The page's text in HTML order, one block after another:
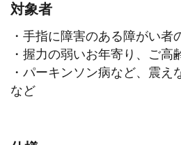
対象者
・手指に障害のある障がい者
・握力の弱いお年寄り、ご高
・パーキンソン病など、震え
など